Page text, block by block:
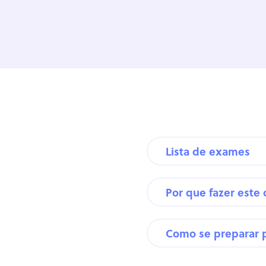
Lista de exames
Por que fazer este
Como se preparar